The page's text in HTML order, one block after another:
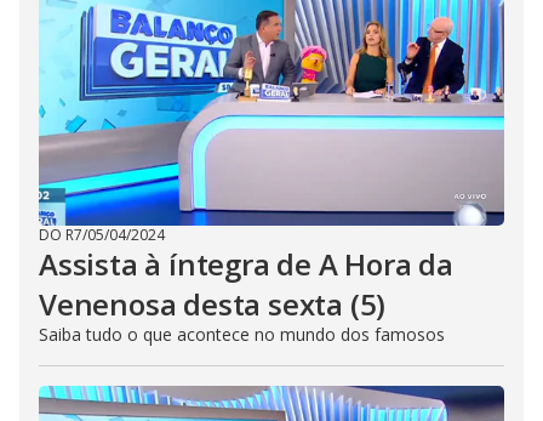
DO R7/05/04/2024
Assista à íntegra de A Hora da
Venenosa desta sexta (5)
Saiba tudo o que acontece no mundo dos famosos